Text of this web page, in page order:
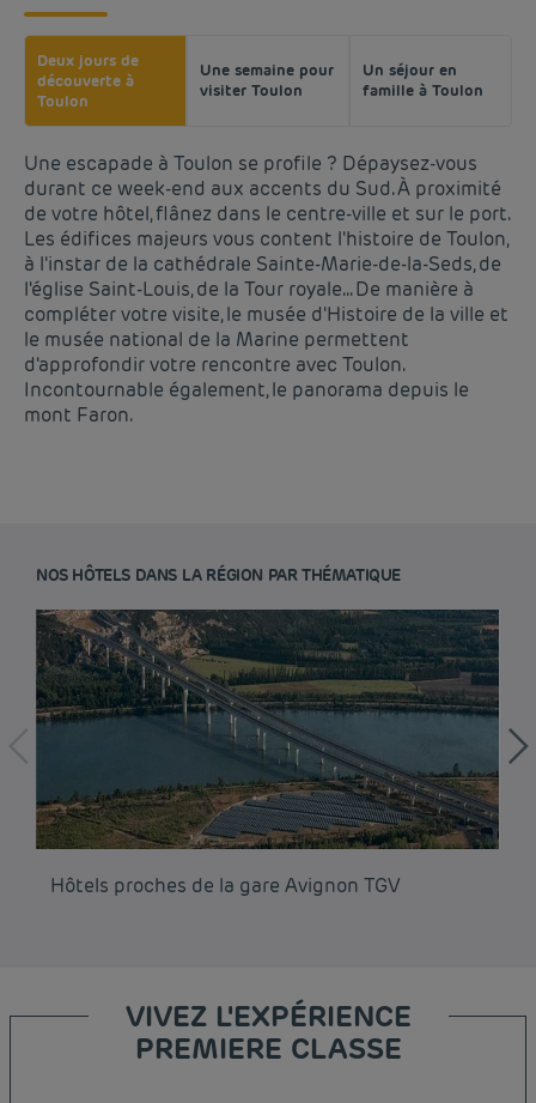
Deux jours de
découverte à
Toulon
Une semaine pour
visiter Toulon
Un séjour en
famille à Toulon
Une escapade à Toulon se profile ? Dépaysez-vous
durant ce week-end aux accents du Sud. À proximité
de votre hôtel, flânez dans le centre-ville et sur le port.
Les édifices majeurs vous content l'histoire de Toulon,
à l'instar de la cathédrale Sainte-Marie-de-la-Seds, de
l'église Saint-Louis, de la Tour royale... De manière à
compléter votre visite, le musée d'Histoire de la ville et
le musée national de la Marine permettent
d'approfondir votre rencontre avec Toulon.
Incontournable également, le panorama depuis le
mont Faron.
NOS HÔTELS DANS LA RÉGION PAR THÉMATIQUE
Hôtels proches de la gare Avignon TGV
VIVEZ L'EXPÉRIENCE
PREMIERE CLASSE